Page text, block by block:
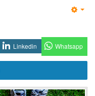
Linkedin Whatsapp